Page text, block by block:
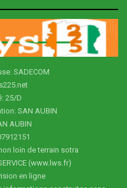
SADECOM
25/D
SAN AUBIN
AUBIN
loin de terrain sotra
(www.lws.fr)
en ligne